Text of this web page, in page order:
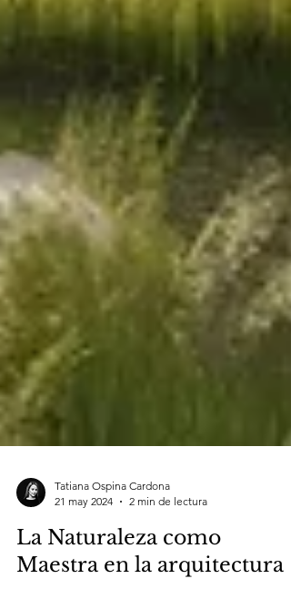
Tatiana Ospina Cardona
2 min de lectura